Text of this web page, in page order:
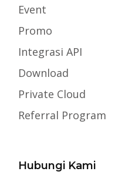
Event
Promo
Integrasi API
Download
Private Cloud
Referral Program
Hubungi Kami